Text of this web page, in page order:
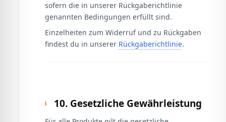
sofern die in unserer Rückgaberichtlinie
genannten Bedingungen erfüllt sind.
Einzelheiten zum Widerruf und zu Rückgaben
findest du in unserer Rückgaberichtlinie.
10. Gesetzliche Gewährleistung